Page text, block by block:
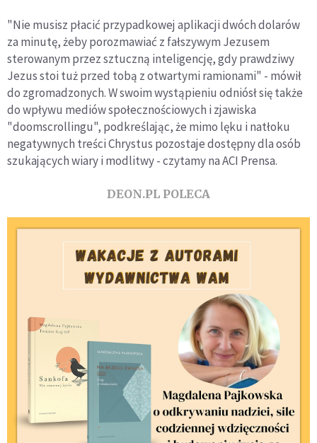
"Nie musisz płacić przypadkowej aplikacji dwóch dolarów
za minutę, żeby porozmawiać z fałszywym Jezusem
sterowanym przez sztuczną inteligencję, gdy prawdziwy
Jezus stoi tuż przed tobą z otwartymi ramionami" - mówił
do zgromadzonych. W swoim wystąpieniu odniósł się także
do wpływu mediów społecznościowych i zjawiska
"doomscrollingu", podkreślając, że mimo lęku i natłoku
negatywnych treści Chrystus pozostaje dostępny dla osób
szukających wiary i modlitwy - czytamy na ACI Prensa.
DEON.PL POLECA